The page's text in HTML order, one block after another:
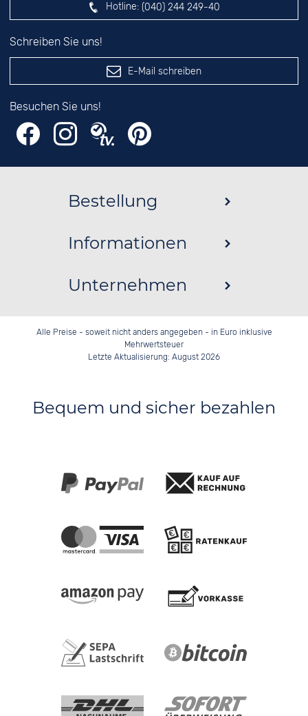
Hotline: (040) 244 249-40
Schreiben Sie uns!
E-Mail schreiben
Besuchen Sie uns!
Bestellung
Informationen
Unternehmen
Alle Preise - soweit nicht anders angegeben - in Euro inklusive
Mehrwertsteuer
Letzte Aktualisierung: August 2026
Bequem und sicher bezahlen